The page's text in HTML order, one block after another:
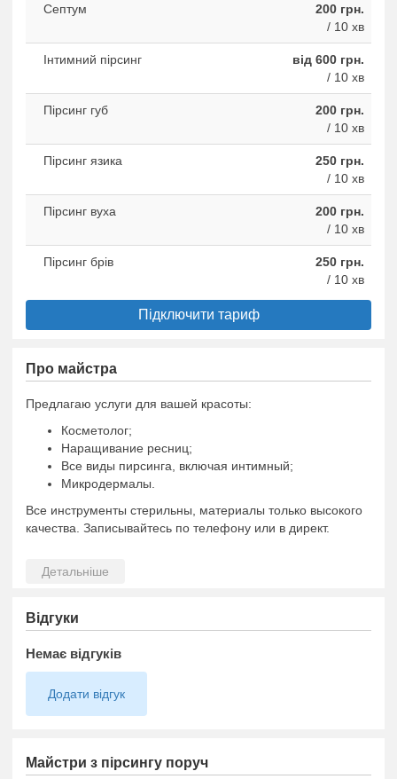
Септум
200 грн.
/ 10 хв
Iнтимний пірсинг
від 600 грн.
/ 10 хв
Пірсинг губ
200 грн.
/ 10 хв
Пірсинг язика
250 грн.
/ 10 хв
Пiрсинг вуха
200 грн.
/ 10 хв
Пірсинг брiв
250 грн.
/ 10 хв
Підключити тариф
Про майстра
Предлагаю услуги для вашей красоты:
Косметолог;
Наращивание ресниц;
Все виды пирсинга, включая интимный;
Микродермалы.
Все инструменты стерильны, материалы только высокого
качества. Записывайтесь по телефону или в директ.
Відгуки
Немає відгуків
Додати відгук
Майстри з пірсингу поруч